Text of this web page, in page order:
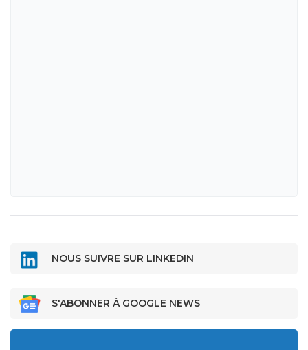
NOUS SUIVRE SUR LINKEDIN
S'ABONNER À GOOGLE NEWS